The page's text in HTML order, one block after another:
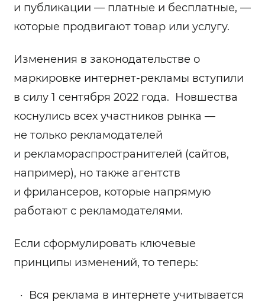
и публикации — платные и бесплатные, —
которые продвигают товар или услугу.
Изменения в законодательстве о
маркировке интернет-рекламы вступили
в силу 1 сентября 2022 года. Новшества
коснулись всех участников рынка —
не только рекламодателей
и рекламораспространителей (сайтов,
например), но также агентств
и фрилансеров, которые напрямую
работают с рекламодателями.
Если сформулировать ключевые
принципы изменений, то теперь:
Вся реклама в интернете учитывается